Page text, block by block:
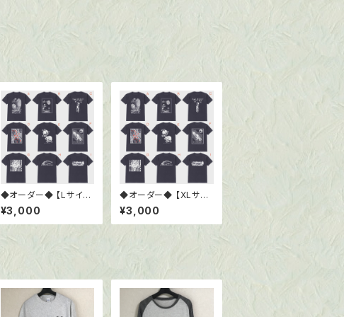
◆オーダー◆ 【Lサイズ
】 Tシャツ6.0oz ブラッ
ク
¥3,000
◆オーダー◆ 【XLサイ
ズ 】 Tシャツ6.0oz ブ
ラック
¥3,000